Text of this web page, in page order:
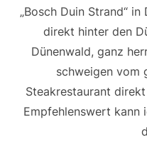
„Bosch Duin Strand“
direkt hinter den
Dünenwald, ganz
schweigen vom
Steakrestaurant direkt
Empfehlenswert kann